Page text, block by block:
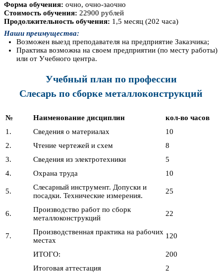
Форма обучения: очно, очно-заочно
Стоимость обучения: 22900 рублей
Продолжительность обучения: 1,5 месяц (202 часа)
Наши преимущества:
Возможен выезд преподавателя на предприятие Заказчика;
Практика возможна на своем предприятии (по месту работы)
или от Учебного центра.
Учебный план по профессии
Слесарь по сборке металлоконструкций
№ Наименование дисциплин
кол-во часов
1.
Сведения о материалах
10
2.
Чтение чертежей и схем
8
3.
Сведения из электротехники
5
4.
Охрана труда 10
5.
Слесарный инструмент. Допуски и
посадки. Технические измерения.
25
6.
Производство работ по сборк
металлоконструкций
22
7.
Производственная практика на рабочих
местах
120
ИТОГО:
200
Итоговая аттестация
2